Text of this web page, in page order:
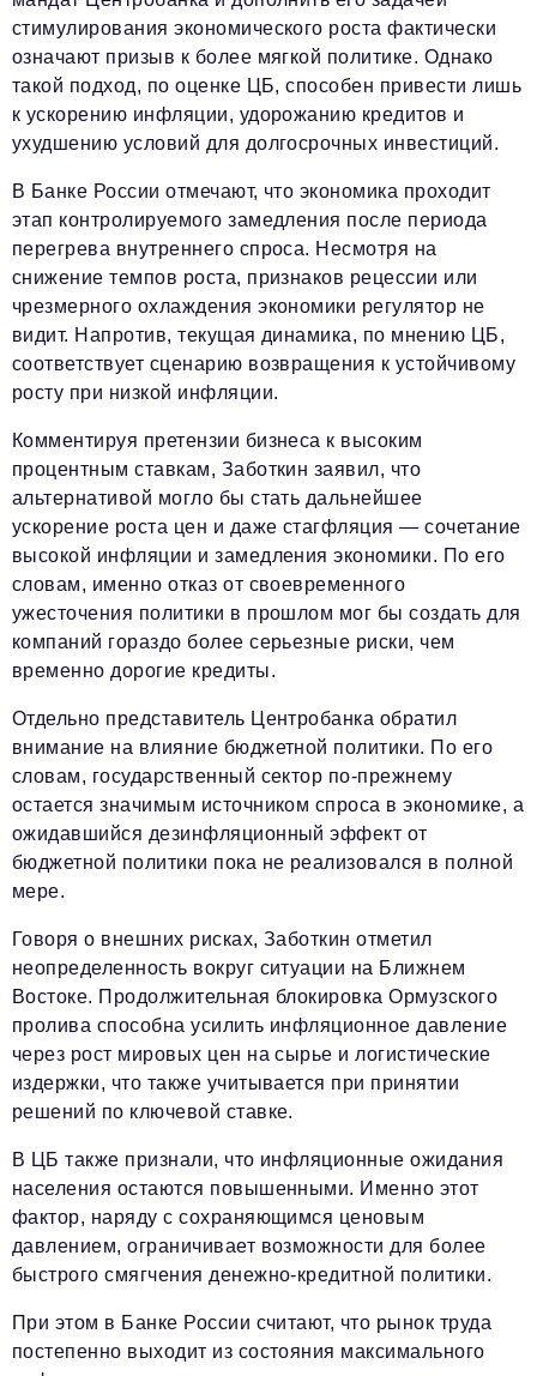
стимулирования экономического роста фактически
означают призыв к более мягкой политике. Однако
такой подход, по оценке ЦБ, способен привести лишь
к ускорению инфляции, удорожанию кредитов и
ухудшению условий для долгосрочных инвестиций.
В Банке России отмечают, что экономика проходит
этап контролируемого замедления после периода
перегрева внутреннего спроса. Несмотря на
снижение темпов роста, признаков рецессии или
чрезмерного охлаждения экономики регулятор не
видит. Напротив, текущая динамика, по мнению ЦБ,
соответствует сценарию возвращения к устойчивому
росту при низкой инфляции.
Комментируя претензии бизнеса к высоким
процентным ставкам, Заботкин заявил, что
альтернативой могло бы стать дальнейшее
ускорение роста цен и даже стагфляция — сочетание
высокой инфляции и замедления экономики. По его
словам, именно отказ от своевременного
ужесточения политики в прошлом мог бы создать для
компаний гораздо более серьезные риски, чем
временно дорогие кредиты.
Отдельно представитель Центробанка обратил
внимание на влияние бюджетной политики. По его
словам, государственный сектор по-прежнему
остается значимым источником спроса в экономике, а
ожидавшийся дезинфляционный эффект от
бюджетной политики пока не реализовался в полной
мере.
Говоря о внешних рисках, Заботкин отметил
неопределенность вокруг ситуации на Ближнем
Востоке. Продолжительная блокировка Ормузского
пролива способна усилить инфляционное давление
через рост мировых цен на сырье и логистические
издержки, что также учитывается при принятии
решений по ключевой ставке.
В ЦБ также признали, что инфляционные ожидания
населения остаются повышенными. Именно этот
фактор, наряду с сохраняющимся ценовым
давлением, ограничивает возможности для более
быстрого смягчения денежно-кредитной политики.
При этом в Банке России считают, что рынок труда
постепенно выходит из состояния максимального